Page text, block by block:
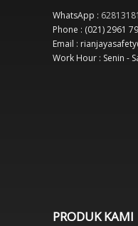
WhatsApp :
Phone : (021) 2961
Email :
Work Hour : Senin -
PRODUK KAMI